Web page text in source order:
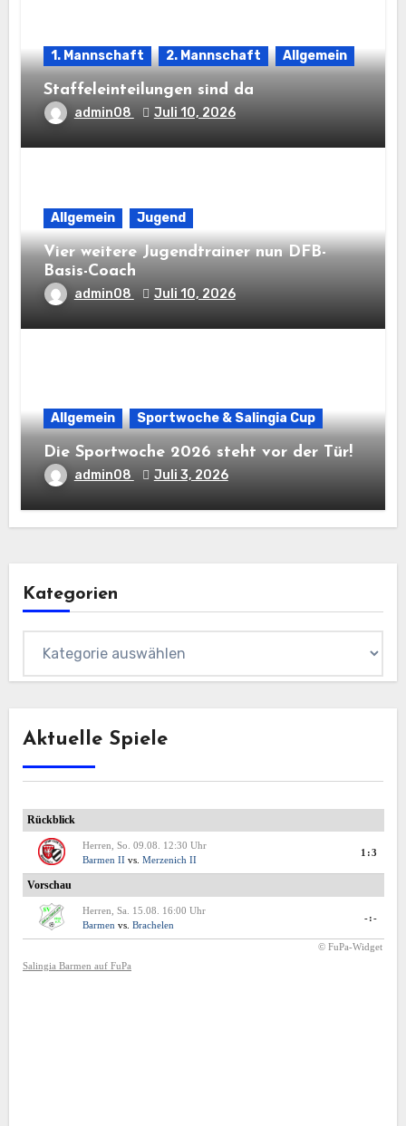
1. Mannschaft 2. Mannschaft Allgemein
Staffeleinteilungen sind da
admin08 Juli 10, 2026
Allgemein Jugend
Vier weitere Jugendtrainer nun DFB-
Basis-Coach
admin08 Juli 10, 2026
Allgemein Sportwoche & Salingia Cup
Die Sportwoche 2026 steht vor der Tür!
admin08 Juli 3, 2026
Kategorien
Aktuelle Spiele